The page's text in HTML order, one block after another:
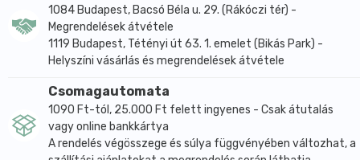
MENTHA PIPERITA EXTR.*, MARRUBIUM VULGARE
EXTR.*, CALCIUM CARBONATE, HELIANTHUS
TUBEROSUS EXTR.*, GLYCERIN, XANTHAN GUM,
XYLITHOL, SODIUM BICARBONATE, COCO-GLUCOSIDE,
SODIUM BENZOATE, POTASSIUM CHLORIDE,
POTASSIUM SORBATE, MAGNESIUM SULFATE, ZINC
SULFATE, MENTHA ARVENSIS OIL (LIMONENE)*,
MENTHOL*, TOCOPHEROL, ASCORBIC ACID, CITRUS
1084 Budapest, Bacsó Béla u. 29. (Rákóczi tér) -
Megrendelések átvétele
1119 Budapest, Tétényi út 63. 1. emelet (Bikás Park) -
Helyszíni vásárlás és megrendelések átvétele
Csomagautomata
1090 Ft-tól, 25.000 Ft felett ingyenes - Csak átutalás
vagy online bankkártya
A rendelés végösszege és súlya függvényében változhat, a